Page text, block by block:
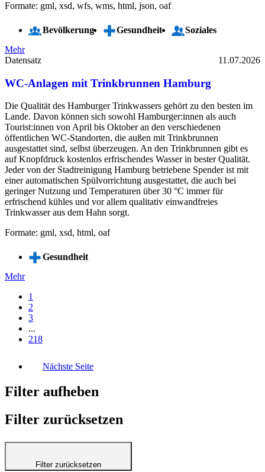
Formate: gml, xsd, wfs, wms, html, json, oaf
Bevölkerung Gesundheit
Soziales
Mehr
Datensatz
11.07.2026
WC-Anlagen mit Trinkbrunnen Hamburg
Die Qualität des Hamburger Trinkwassers gehört zu den besten im
Lande. Davon können sich sowohl Hamburger:innen als auch
Tourist:innen von April bis Oktober an den verschiedenen
öffentlichen WC-Standorten, die außen mit Trinkbrunnen
ausgestattet sind, selbst überzeugen. An den Trinkbrunnen gibt es
auf Knopfdruck kostenlos erfrischendes Wasser in bester Qualität.
Jeder von der Stadtreinigung Hamburg betriebene Spender ist mit
einer automatischen Spülvorrichtung ausgestattet, die auch bei
geringer Nutzung und Temperaturen über 30 °C immer für
erfrischend kühles und vor allem qualitativ einwandfreies
Trinkwasser aus dem Hahn sorgt.
Formate: gml, xsd, html, oaf
Gesundheit
Mehr
1
2
3
...
218
Nächste Seite
Filter aufheben
Filter zurücksetzen
Filter zurücksetzen